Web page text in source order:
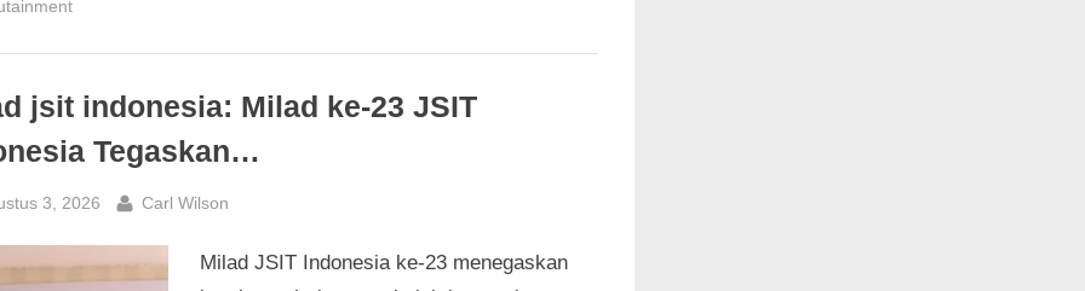
Digital”
jsit indonesia: Milad ke-23 JSIT
Tegaskan…
3, 2026 By
Carl Wilson
Milad JSIT Indonesia ke-23 menegaskan